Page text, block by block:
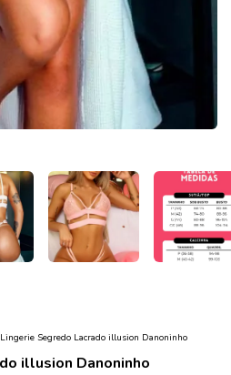
Lingerie Segredo Lacrado illusion Danoninho
illusion Danoninho